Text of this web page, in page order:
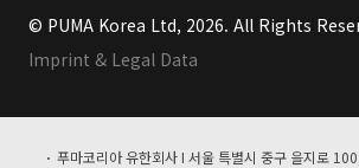
© PUMA Korea Ltd, 2026. All Rights
Imprint & Legal Data
푸마코리아 유한회사 I 서울 특별시 중구 을지로